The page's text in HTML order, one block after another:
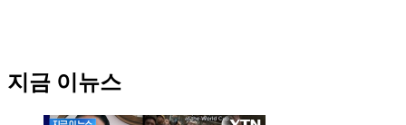
지금 이뉴스